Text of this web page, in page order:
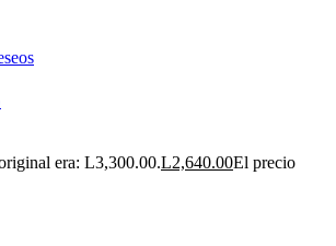
era: L3,300.00.L2,640.00El precio